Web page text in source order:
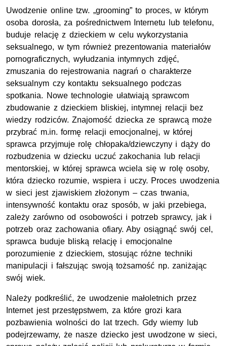
Uwodzenie online tzw. „grooming” to proces, w którym
osoba dorosła, za pośrednictwem Internetu lub telefonu,
buduje relację z dzieckiem w celu wykorzystania
seksualnego, w tym również prezentowania materiałów
pornograficznych, wyłudzania intymnych zdjęć,
zmuszania do rejestrowania nagrań o charakterze
seksualnym czy kontaktu seksualnego podczas
spotkania. Nowe technologie ułatwiają sprawcom
zbudowanie z dzieckiem bliskiej, intymnej relacji bez
wiedzy rodziców. Znajomość dziecka ze sprawcą może
przybrać m.in. formę relacji emocjonalnej, w której
sprawca przyjmuje rolę chłopaka/dziewczyny i dąży do
rozbudzenia w dziecku uczuć zakochania lub relacji
mentorskiej, w której sprawca wciela się w rolę osoby,
która dziecko rozumie, wspiera i uczy. Proces uwodzenia
w sieci jest zjawiskiem złożonym – czas trwania,
intensywność kontaktu oraz sposób, w jaki przebiega,
zależy zarówno od osobowości i potrzeb sprawcy, jak i
potrzeb oraz zachowania ofiary. Aby osiągnąć swój cel,
sprawca buduje bliską relację i emocjonalne
porozumienie z dzieckiem, stosując różne techniki
manipulacji i fałszując swoją tożsamość np. zaniżając
swój wiek.
Należy podkreślić, że uwodzenie małoletnich przez
Internet jest przestępstwem, za które grozi kara
pozbawienia wolności do lat trzech. Gdy wiemy lub
podejrzewamy, że nasze dziecko jest uwodzone w sieci,